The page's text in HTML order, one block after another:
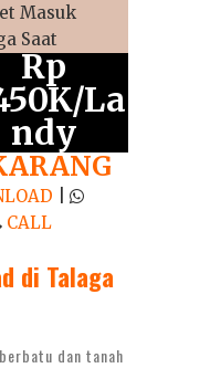
Masuk
Saat
Rp
La
ndy
CALL
di Talaga
dan tanah